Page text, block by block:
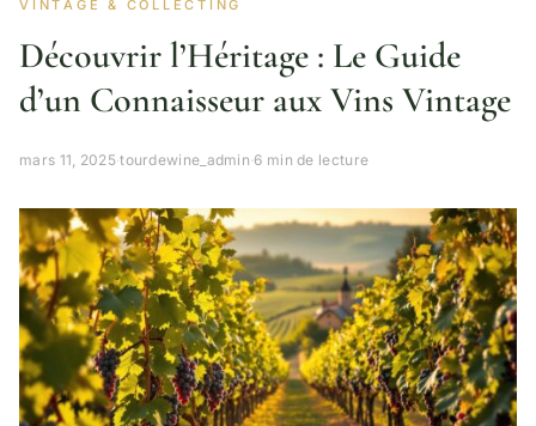
VINTAGE & COLLECTING
Découvrir l’Héritage : Le Guide
d’un Connaisseur aux Vins Vintage
mars 11, 2025·tourdewine_admin·6 min de lecture